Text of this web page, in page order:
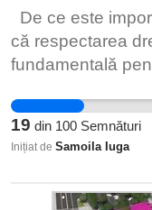
De ce este
că respectarea
fundamentală
acestora de
gravă a legii și
procesului de
gestionarea
19 din 100 Semnături
Inițiat de Samoila Iuga